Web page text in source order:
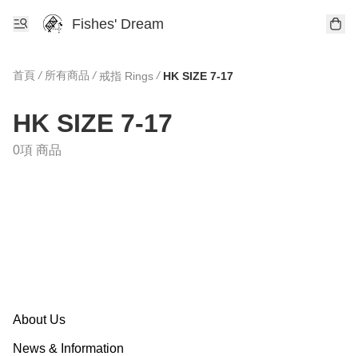
Fishes' Dream
首頁 / 所有商品 / 戒指 Rings / HK SIZE 7-17
HK SIZE 7-17
0項 商品
About Us
News & Information